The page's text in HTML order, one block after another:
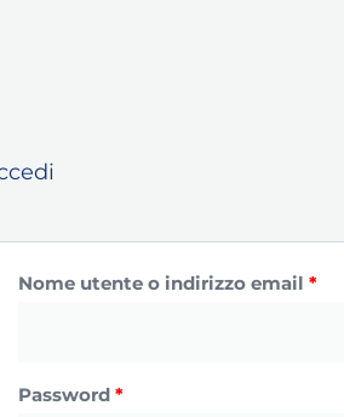
Nome utente o indirizzo email *
Password *